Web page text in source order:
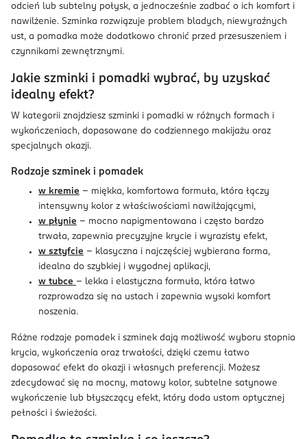
odcień lub subtelny połysk, a jednocześnie zadbać o ich komfort i
nawilżenie. Szminka rozwiązuje problem bladych, niewyraźnych
ust, a pomadka może dodatkowo chronić przed przesuszeniem i
czynnikami zewnętrznymi.
Jakie szminki i pomadki wybrać, by uzyskać
idealny efekt?
W kategorii znajdziesz szminki i pomadki w różnych formach i
wykończeniach, dopasowane do codziennego makijażu oraz
specjalnych okazji.
Rodzaje szminek i pomadek
w kremie – miękka, komfortowa formuła, która łączy
intensywny kolor z właściwościami nawilżającymi,
w płynie – mocno napigmentowana i często bardzo
trwała, zapewnia precyzyjne krycie i wyrazisty efekt,
w sztyfcie – klasyczna i najczęściej wybierana forma,
idealna do szybkiej i wygodnej aplikacji,
w tubce – lekka i elastyczna formuła, która łatwo
rozprowadza się na ustach i zapewnia wysoki komfort
noszenia.
Różne rodzaje pomadek i szminek dają możliwość wyboru stopnia
krycia, wykończenia oraz trwałości, dzięki czemu łatwo
dopasować efekt do okazji i własnych preferencji. Możesz
zdecydować się na mocny, matowy kolor, subtelne satynowe
wykończenie lub błyszczący efekt, który doda ustom optycznej
pełności i świeżości.